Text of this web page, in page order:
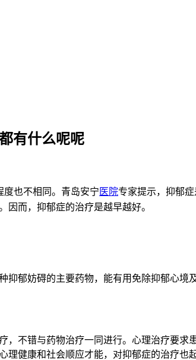
有什么呢呢
度也不相同。青岛安宁 医院专家提示，抑郁
而，抑郁症的治疗是越早越好。
郁妨碍的主要药物，能有用免除抑郁心境
错与药物治疗一同进行。心理治疗要求
健康和社会顺应才能，对抑郁症的治疗也